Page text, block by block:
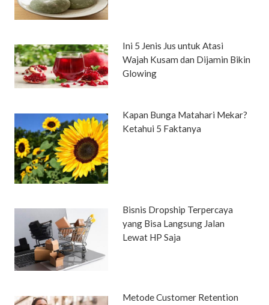
Ini 5 Jenis Jus untuk Atasi
Wajah Kusam dan Dijamin Bikin
Glowing
Kapan Bunga Matahari Mekar?
Ketahui 5 Faktanya
Bisnis Dropship Terpercaya
yang Bisa Langsung Jalan
Lewat HP Saja
Metode Customer Retention